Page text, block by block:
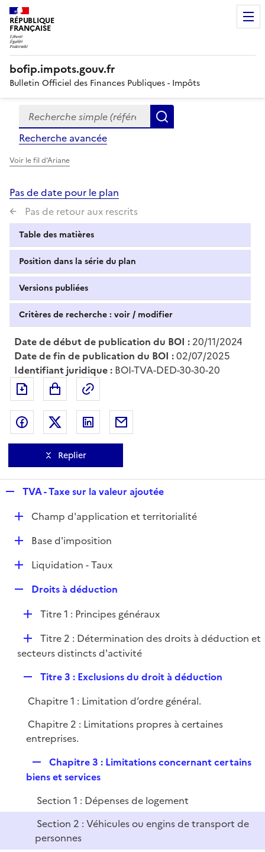
RÉPUBLIQUE
FRANÇAISE
bofip.impots.gouv.fr
Bulletin Officiel des Finances Publiques - Impôts
Formulaire
de
recherche
Recherche simple (références, mots clés, partie du
Recherche avancée
Voir le fil d'Ariane
Pas de date pour le plan
Pas de retour aux rescrits
Table des matières
Position dans la série du plan
Versions publiées
Critères de recherche : voir / modifier
Date de début de publication du BOI : 20/11/2024
Date de fin de publication du BOI :02/07/2025
Identifiant juridique : BOI-TVA-DED-30-30-20
Exporter le document au format pdf
Partager sur Facebook
Partager sur Twitter
Partager sur LinkedIn
Replier
p
l
i
e
TVA - Taxe sur la valeur ajoutée
DChamp d'application et territorialité
D
e
Base d'imposition
D
l
i
e
r
Liquidation - Taux
p
l
i
e
r
Droits à déduction
D
l
r
Titre 1 : Principes généraux
D
é
i
e
r
Titre 2 : Détermination des droits à déduction et
secteurs distincts d'activité
p
l
r
Titre 3 : Exclusions du droit à déduction
Chapitre 1 : Limitation d’ordre général.
Chapitre 2 : Limitations propres à certaines
entreprises.
e
l
r
Chapitre 3 : Limitations concernant certains
biens et services
Section 1 : Dépenses de logement
Section 2 : Véhicules ou engins de transport de
personnes